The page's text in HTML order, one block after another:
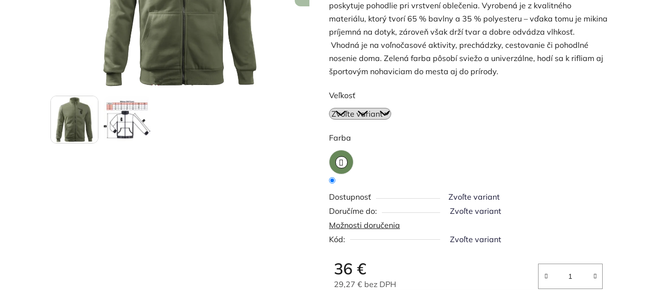
z
5
hviezdičiek.
poskytuje pohodlie pri vrstvení oblečenia. Vyrobená je z kvalitného
materiálu, ktorý tvorí 65 % bavlny a 35 % polyesteru – vďaka tomu je mikina
príjemná na dotyk, zároveň však drží tvar a dobre odvádza vlhkosť.
Vhodná je na voľnočasové aktivity, prechádzky, cestovanie či pohodlné
nosenie doma. Zelená farba pôsobí sviežo a univerzálne, hodí sa k rifliam aj
športovým nohaviciam do mesta aj do prírody.
Veľkosť
Farba
Dostupnosť
Zvoľte variant
Zvoľte variant
Možnosti doručenia
Kód:
Zvoľte variant
36 €
29,27 € bez DPH